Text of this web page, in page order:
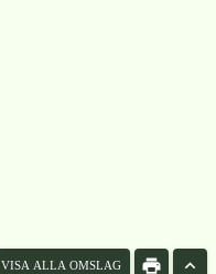
VISA ALLA OMSLAG